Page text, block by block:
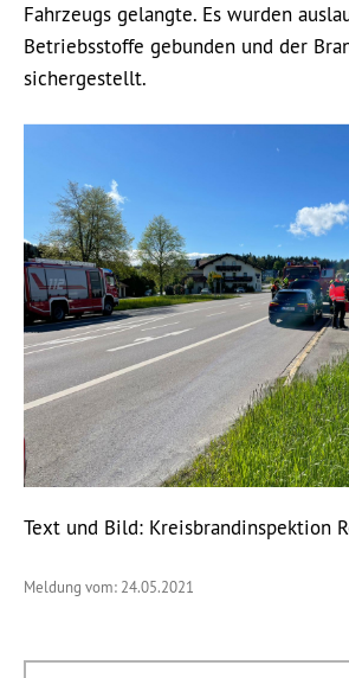
Fahrzeugs gelangte. Es wurden
Betriebsstoffe gebunden und der
sichergestellt.
Text und Bild: Kreisbrandinspektion
Meldung vom: 24.05.2021